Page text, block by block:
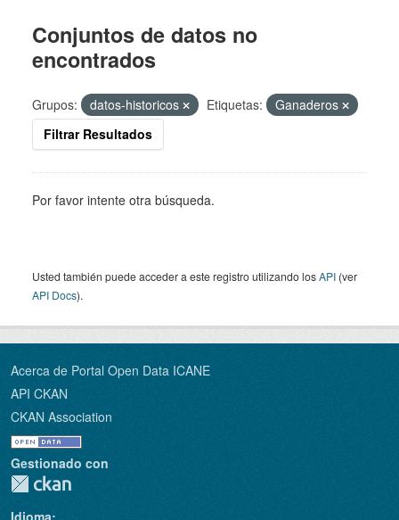
Conjuntos de datos no
encontrados
Grupos: datos-historicos Etiquetas:
Ganaderos
Filtrar Resultados
Por favor intente otra búsqueda.
Usted también puede acceder a este registro utilizando losAPI (ver
API Docs).
Acerca de Portal Open Data ICANE
API CKAN
CKAN Association
Gestionado con
Idioma